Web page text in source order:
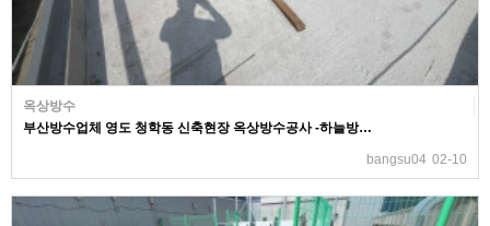
옥상방수
부산방수업체 영도 청학동 신축현장 옥상방수공사 -하늘방…
bangsu04 02-10